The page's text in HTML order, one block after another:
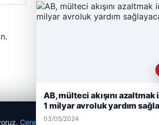
Çerez Politikamız
AB, mülteci akışını
1 milyar avroluk yardım
03/05/2024